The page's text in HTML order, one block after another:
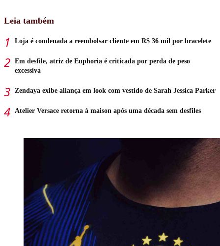
Leia também
Loja é condenada a reembolsar cliente em R$ 36 mil por bracelete
Em desfile, atriz de Euphoria é criticada por perda de peso
excessiva
Zendaya exibe aliança em look com vestido de Sarah Jessica Parker
Atelier Versace retorna à maison após uma década sem desfiles